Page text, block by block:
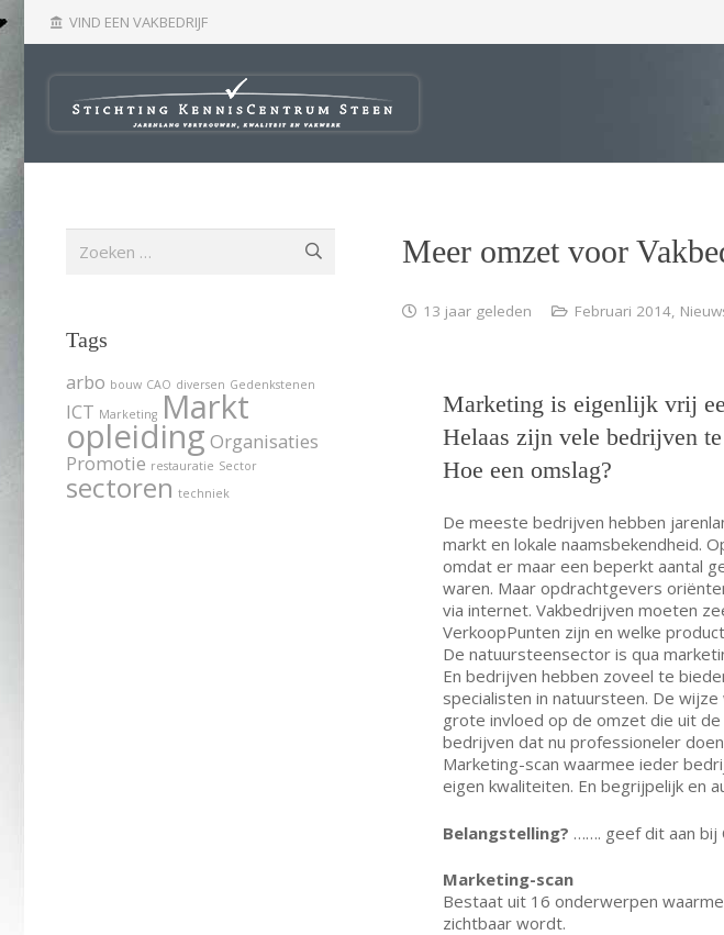
account_balance VIND EEN VAKBEDRIJF
Meer omzet voor
13 jaar geleden Februari 2014,
Marketing is eigenlijk vrij
Helaas zijn vele bedrijven
Hoe een omslag?
De meeste bedrijven hebben
markt en lokale naamsbekendheid.
omdat er maar een beperkt aantal
waren. Maar opdrachtgevers
via internet. Vakbedrijven moeten
VerkoopPunten zijn en welke
De natuursteensector is qua
En bedrijven hebben zoveel te
specialisten in natuursteen. De
grote invloed op de omzet die uit
bedrijven dat nu professioneler
Marketing-scan waarmee ieder
eigen kwaliteiten. En begrijpelijk en
Belangstelling? ……. geef dit aan
Marketing-scan
Bestaat uit 16 onderwerpen
zichtbaar wordt.
naar:
Tags
arbo bouw CAO diversen Gedenkstenen
ICT Marketing Markt
opleiding Organisaties
Promotie restauratie Sector
sectoren techniek